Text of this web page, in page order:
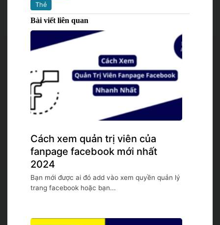
Thẻ
Bài viết liên quan
Cách xem quản trị viên của
fanpage facebook mới nhất
2024
Bạn mới được ai đó add vào xem quyền quản lý
trang facebook hoặc bạn...